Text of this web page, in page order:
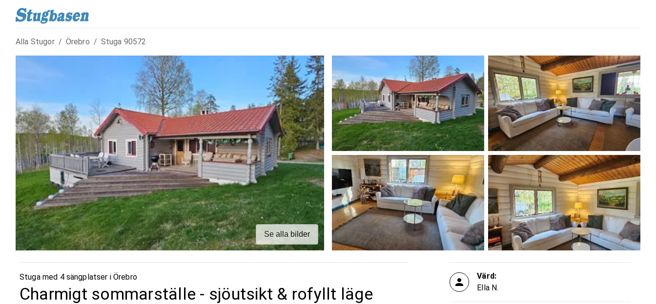
Alla Stugor / Örebro / Stuga 90572
Se alla bilder
Stuga med 4 sängplatser i Örebro
Charmigt sommarställe - sjöutsikt & rofyllt läge
Värd:
Ella N.